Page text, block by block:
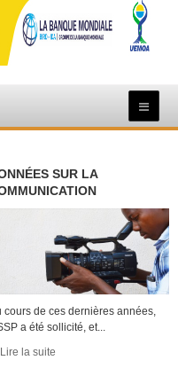
SUR LA
cours de ces dernières années,
a été sollicité, et...
Lire la suite